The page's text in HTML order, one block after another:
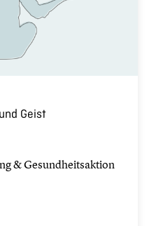
Geist
& Gesundheitsaktion